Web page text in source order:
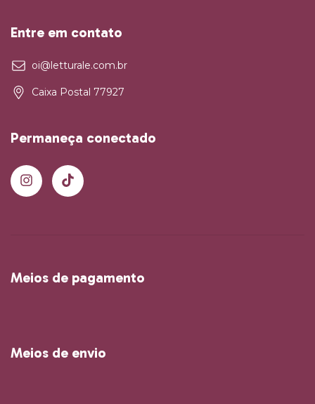
Entre em contato
oi@letturale.com.br
Caixa Postal 77927
Permaneça conectado
Meios de pagamento
Meios de envio